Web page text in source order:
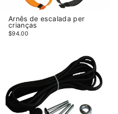
Arnês de escalada per
crianças
$94.00